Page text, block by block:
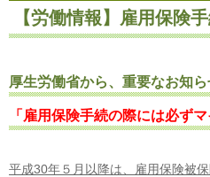
【労働情報】雇用保険
厚生労働省から、重要なお知ら
「雇用保険手続の際には必ず
平成30年５月以降は、雇用保険被